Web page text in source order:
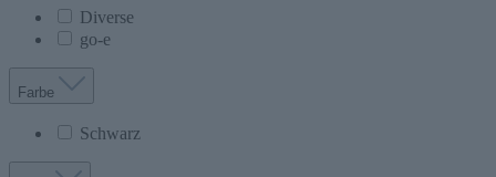
Diverse
go-e
Farbe
Schwarz